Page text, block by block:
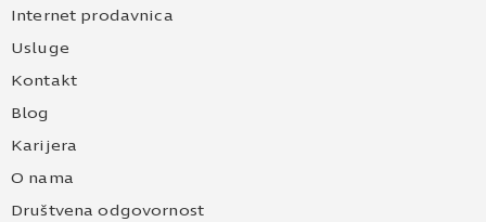
Internet prodavnica
Usluge
Kontakt
Blog
Karijera
O nama
Društvena odgovornost